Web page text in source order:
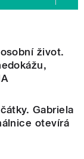
život.
Gabriela
otevírá